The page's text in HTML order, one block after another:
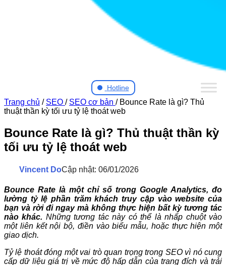
Hotline
Trang chủ / SEO / SEO cơ bản / Bounce Rate là gì? Thủ
thuật thần kỳ tối ưu tỷ lệ thoát web
Bounce Rate là gì? Thủ thuật thần kỳ
tối ưu tỷ lệ thoát web
Vincent DoCập nhật: 06/01/2026
Bounce Rate là một chỉ số trong Google Analytics, đo
lường tỷ lệ phần trăm khách truy cập vào website của
bạn và rời đi ngay mà không thực hiện bất kỳ tương tác
nào khác. Những tương tác này có thể là nhấp chuột vào
một liên kết nội bộ, điền vào biểu mẫu, hoặc thực hiện một
giao dịch.
Tỷ lệ thoát đóng một vai trò quan trọng trong SEO vì nó cung
cấp dữ liệu giá trị về mức độ hấp dẫn của trang đích và trải